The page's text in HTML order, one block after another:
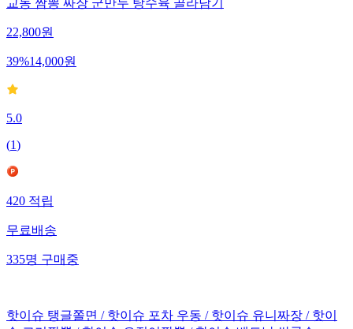
교동 짬뽕 짜장 군만두 탕수육 골라담기
22,800원
39%14,000원
5.0
(1)
420적립
무료배송
335명구매중
핫이슈 탱글쫄면 / 핫이슈 포차 우동 / 핫이슈 유니짜장 / 핫이